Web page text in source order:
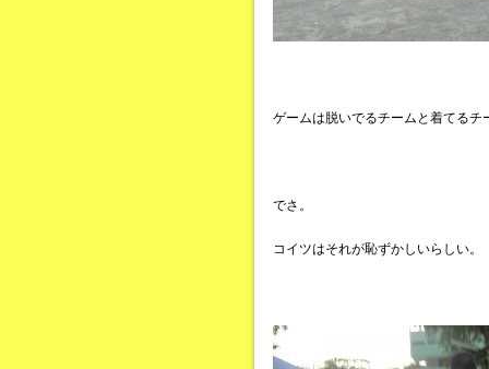
ゲームは脱いでるチームと着てるチ
でさ。
コイツはそれが恥ずかしいらしい。